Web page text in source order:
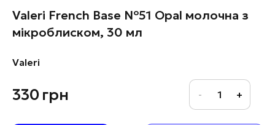
Valeri French Base №51 Opal молочна з
мікроблиском, 30 мл
Valeri
330грн